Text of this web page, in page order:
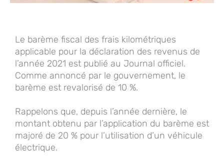
Le barème fiscal des frais kilométriques
applicable pour la déclaration des revenus de
l’année 2021 est publié au Journal officiel.
Comme annoncé par le gouvernement, le
barème est revalorisé de 10 %.
Rappelons que, depuis l’année dernière, le
montant obtenu par l’application du barème est
majoré de 20 % pour l’utilisation d’un véhicule
électrique.